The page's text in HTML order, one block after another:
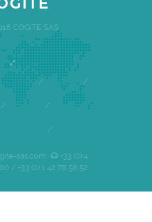
COGITE SAS
Cogite / Equipe /
/ Clients / Emploi
/
sas.com ·
+33 (0) 4
/ +33 (0) 1 42 78 58 52